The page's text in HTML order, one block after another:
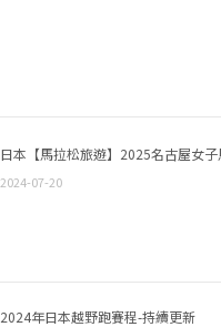
日本【馬拉松旅遊】2025名古屋女子
2024-07-20
2024年日本越野跑賽程-持續更新